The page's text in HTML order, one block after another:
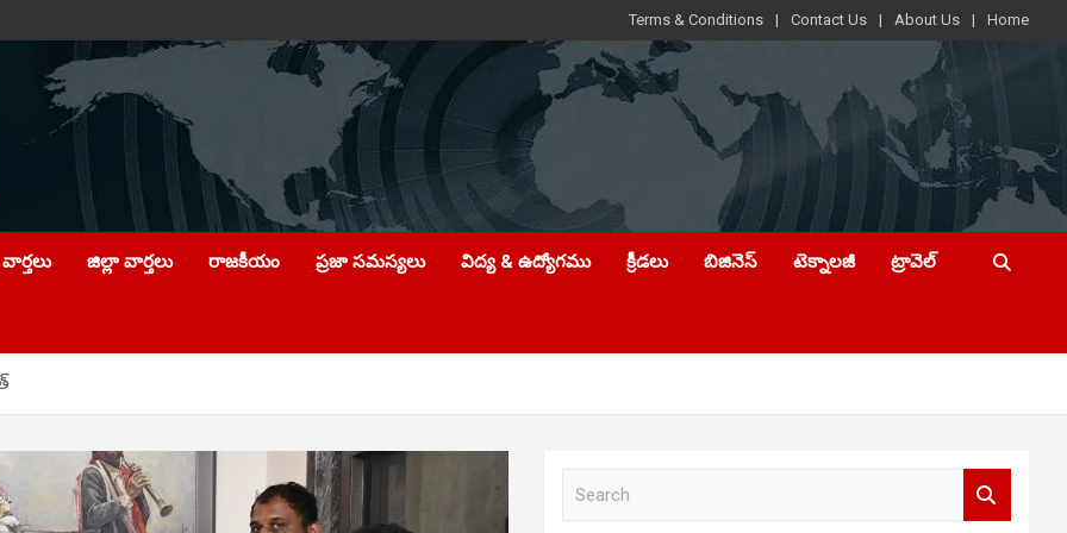
Terms & Conditions Contact Us About Us Home
జిల్లా వార్తలు రాజకీయం ప్రజా సమస్యలు విద్య & ఉద్యోగము క్రీడలు బిజినెస్ టెక్నాలజీ ట్రావెల్